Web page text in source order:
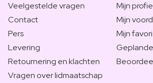
Veelgestelde vragen
Contact
Pers
Levering
Retournering en klachten
Vragen over lidmaatschap
Mijn
Mijn
Mijn